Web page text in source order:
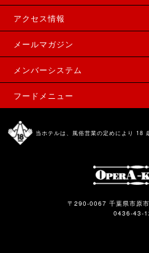
アクセス情報
メールマガジン
メンバーシステム
フードメニュー
当ホテルは、風俗営業の定めにより 18
〒290-0067 千葉県市原
0436-43-